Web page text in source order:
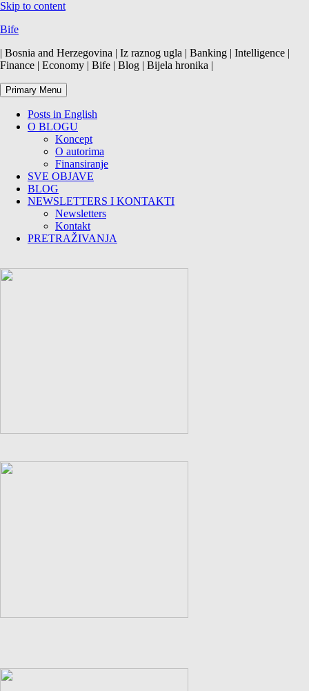
Skip to content
Bife
| Bosnia and Herzegovina | Iz raznog ugla | Banking | Intelligence |
Finance | Economy | Bife | Blog | Bijela hronika |
Primary Menu
Posts in English
O BLOGU
Koncept
O autorima
Finansiranje
SVE OBJAVE
BLOG
NEWSLETTERS I KONTAKTI
Newsletters
Kontakt
PRETRAŽIVANJA